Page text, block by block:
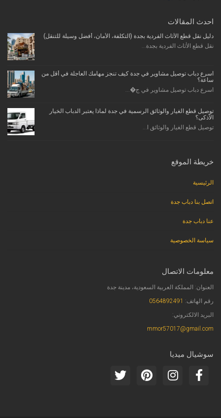
احدث المقالات
دليل نقل قطع الأثاث الفردية بجدة (التكلفة، الأمان، أفضل وسيلة للتنقل)
نقل قطع الأثاث الفردية بجدة...
اسرع دباب توصيل مشاوير في جدة كيف تنجز مهامك العاجلة في أقل من
ساعة؟
اسرع دباب توصيل مشاوير في ج�...
توصيل قطع الغيار والوثائق الرسمية في جدة لماذا يعتبر الدباب الخيار
الأذكى؟
توصيل قطع الغيار والوثائق ا...
خريطة الموقع
الرئيسية
اتصل بنا دباب جدة
عنا دباب جدة
سياسة الخصوصية
معلومات الاتصال
العنوان: المملكة العربية السعودية، مدينة جدة
رقم الهاتف: 0564892491
البريد الالكتروني:
mmor57017@gmail.com
سوشيال ميديا